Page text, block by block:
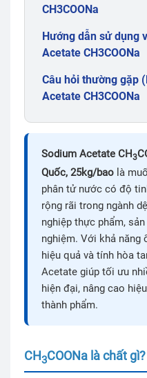
CH3COONa
Hướng dẫn sử dụng
Acetate CH3COONa
Câu hỏi thường gặp
Acetate CH3COONa
Sodium Acetate CH3
Quốc, 25kg/bao là
phân tử nước có độ
rộng rãi trong ngành
nghiệp thực phẩm,
nghiệm. Với khả năng
hiệu quả và tính hòa
Acetate giúp tối ưu
hiện đại, nâng cao
thành phẩm.
CH3COONa là chất gì?